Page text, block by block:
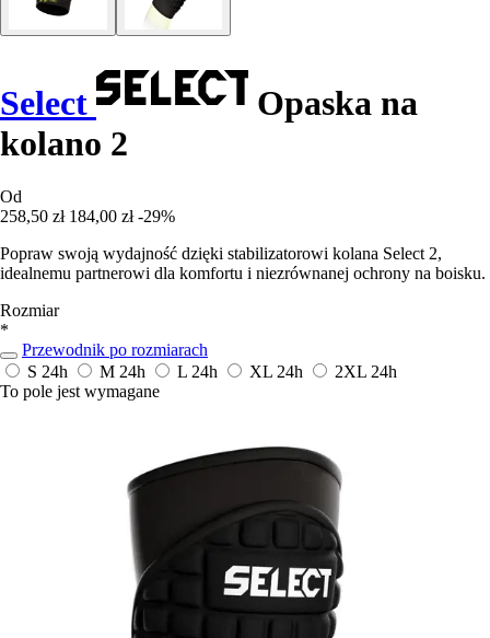
Select
Opaska na
kolano 2
Od
258,50 zł 184,00 zł -29%
Popraw swoją wydajność dzięki stabilizatorowi kolana Select 2,
idealnemu partnerowi dla komfortu i niezrównanej ochrony na boisku.
Rozmiar
*
Przewodnik po rozmiarach
S 24h M 24h L 24h XL 24h 2XL 24h
To pole jest wymagane